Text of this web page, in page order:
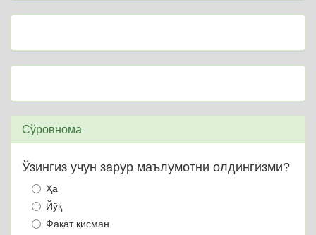
Сўровнома
Ўзингиз учун зарур маълумотни олдингизми?
Ҳа
Йўқ
Фақат қисман